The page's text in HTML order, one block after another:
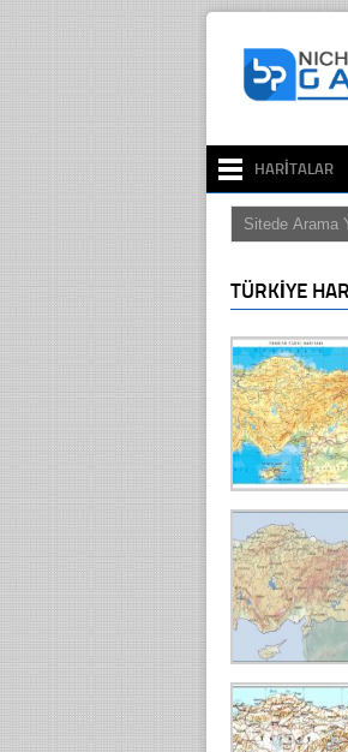
HARITALAR
TÜRKIYE